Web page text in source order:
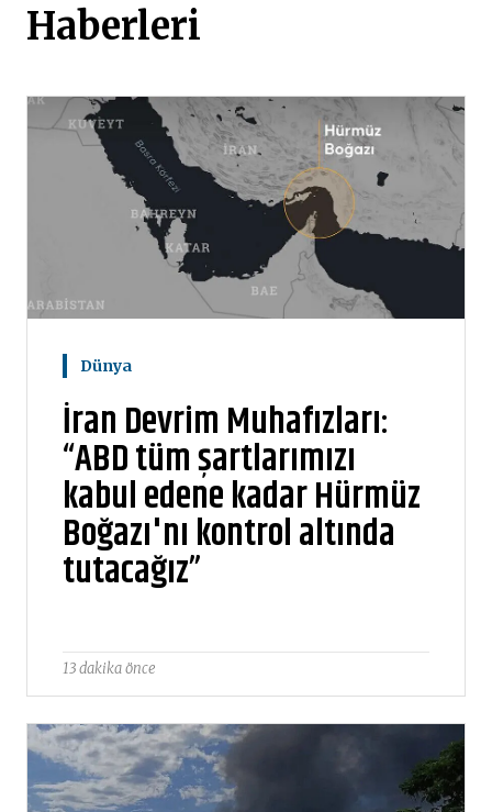
Haberleri
Dünya
İran Devrim Muhafızları:
“ABD tüm şartlarımızı
kabul edene kadar Hürmüz
Boğazı'nı kontrol altında
tutacağız”
13 dakika önce